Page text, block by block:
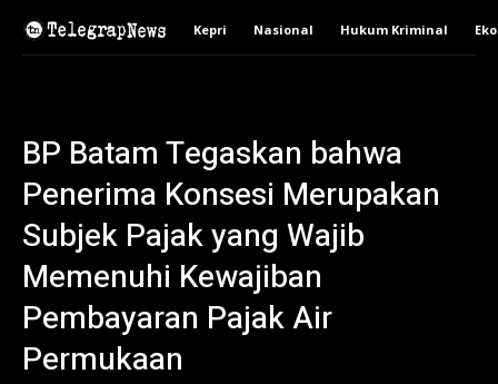
Kepri Nasional Hukum Kriminal
BP Batam Tegaskan bahwa
Penerima Konsesi Merupakan
Subjek Pajak yang Wajib
Memenuhi Kewajiban
Pembayaran Pajak Air
Permukaan